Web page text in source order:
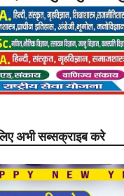
अभी सब्सक्राइब करे